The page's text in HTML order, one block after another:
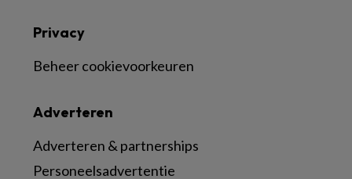
Adverteren
Adverteren & partnerships
Personeelsadvertentie
Privacy
Beheer cookievoorkeuren